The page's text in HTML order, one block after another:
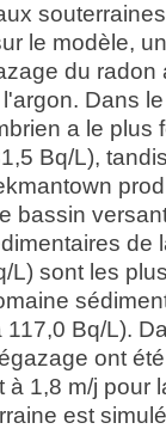
le modèle,
du radon
Dans
a le plus
Bq/L),
bassin
de
L) sont les
Bq/L).
ont
1,8 m/j pour
est